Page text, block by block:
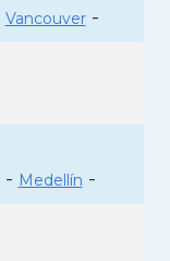
Vancouver-
- Medellín -